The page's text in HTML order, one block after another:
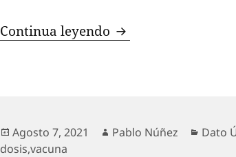
Continua leyendo Tercera dosis
Publicado
el
Agosto 7, 2021 Autor
Pablo Núñez Dato
dosis,vacuna